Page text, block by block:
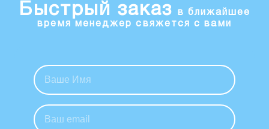
Быстрый заказ
в ближайшее
время менеджер свяжется с вами